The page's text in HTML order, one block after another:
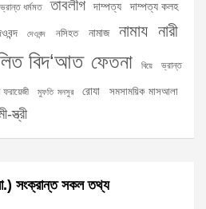
ধর্মমত তাবলীগ দাম্পত্য দাম্পত্য কলহ
দেওবন্দ নসিহত নামাজ নামায নারী
বিদ‘আত ফেতনা বিয়ে ভ্রান্ত
মুফতি মনসুর রোযা সমসাময়িক মাসআলা
স্ত্রী
সংক্রান্ত সকল তথ্য